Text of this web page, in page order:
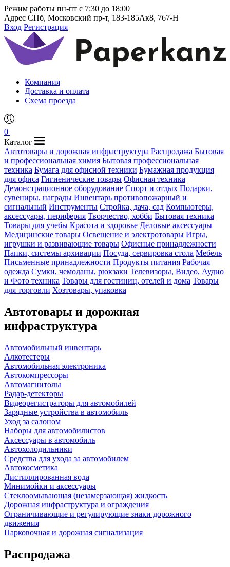
Режим работы пн-пт с 7:30 до 18:00
Адрес СПб, Московский пр-т, 183-185Ак8, 767-Н
Вход Регистрация
Компания
Доставка и оплата
Схема проезда
0
Каталог
Автотовары и дорожная инфраструктура Распродажа Бытовая
и профессиональная химия Бытовая профессиональная
техника Бумага для офисной техники Бумажная продукция
для офиса Гигиенические товары Офисная техника
Демонстрационное оборудование Спорт и отдых Подарки,
сувениры, награды Инвентарь противопожарный и
сигнальный Инструменты Стройка, дача, сад Компьютеры,
аксессуары, периферия Творчество, хобби Бытовая техника
Товары для учебы Красота и здоровье Деловые аксессуары
Медицинские товары Освещение и электротовары Игры,
игрушки и развивающие товары Офисные принадлежности
Папки, системы архивации Посуда, сервировка стола Мебель
Письменные принадлежности Продукты питания Рабочая
одежда Сумки, чемоданы, рюкзаки Телевизоры, Видео, Аудио
и Фото техника Товары для гостиниц, отелей и дома Товары
для торговли Хозтовары, упаковка
Автотовары и дорожная
инфраструктура
Автомобильный инвентарь
Алкотестеры
Автомобильная электроника
Автокомпрессоры
Автомагнитолы
Радар-детекторы
Видеорегистраторы для автомобилей
Зарядные устройства в автомобиль
Уход за салоном
Наборы для автомобилистов
Аксессуары в автомобиль
Автохолодильники
Средства для ухода за автомобилем
Автокосметика
Дистиллированная вода
Минимойки и аксессуары
Стеклоомывающая (незамерзающая) жидкость
Дорожная инфраструктура и ограждения
Ограничивающие и регулирующие знаки дорожного
движения
Парковочная и дорожная сигнализация
Распродажа